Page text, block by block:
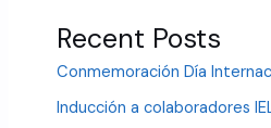
Recent Posts
Conmemoración Día
Inducción a colaboradores